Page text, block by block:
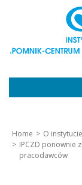
Home O instytucie
IPCZD ponownie
pracodawców